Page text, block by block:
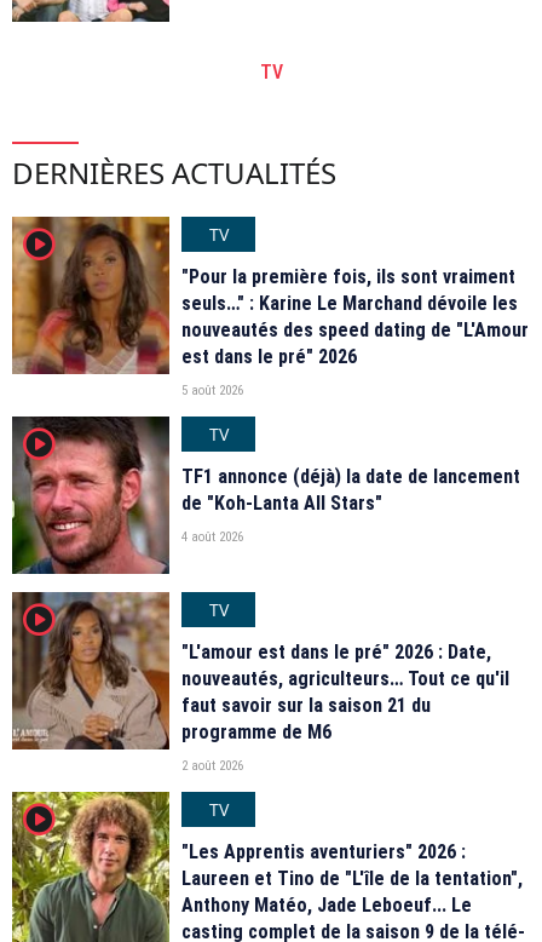
TV
DERNIÈRES ACTUALITÉS
player2
TV
"Pour la première fois, ils sont vraiment
seuls…" : Karine Le Marchand dévoile les
nouveautés des speed dating de "L'Amour
est dans le pré" 2026
5 août 2026
player2
TV
TF1 annonce (déjà) la date de lancement
de "Koh-Lanta All Stars"
4 août 2026
player2
TV
"L'amour est dans le pré" 2026 : Date,
nouveautés, agriculteurs… Tout ce qu'il
faut savoir sur la saison 21 du
programme de M6
2 août 2026
player2
TV
"Les Apprentis aventuriers" 2026 :
Laureen et Tino de "L'île de la tentation",
Anthony Matéo, Jade Leboeuf... Le
casting complet de la saison 9 de la télé-